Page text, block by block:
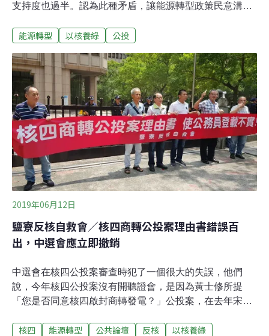
支持度也過半。認為此種矛盾，讓能源轉型政策民意溝通
並不能代表真正的民意，因此將提出「廢核、再生」公
會長劉志堅強調，「反核」運動及公投的真義，包含反核
電、反核武、也反極權、反不當開發和反對氣候變遷的未
來，能源轉型同時促進民主轉型，公民投票在落實「能源
政策由全民決策、全民參與」，也是理性的及全民負責的
民主精神。環團表示，將結合近百個公民團體共同推動
「廢核．再生」公投，並要在9月底前募集到30萬成案門
檻，取得公投的入場券門票，讓社會好好討論清楚，並透
過投票決定能源公共政策。
能源轉型 以核養綠 公投
2019年06月12日
鹽寮反核自救會／核四商轉公投案理由書錯誤百
出，中選會應立即撤銷
中選會在核四公投案審查時犯了一個很大的失誤，他們
說，今年核四公投案沒有開聽證會，是因為黃士修所提
「您是否同意核四啟封商轉發電？」公投案，在去年宋雲
已開過聽證會。但我們仔細比對發現，兩案的理由書並不
核四 能源轉型 公共論壇 反核 以核養綠